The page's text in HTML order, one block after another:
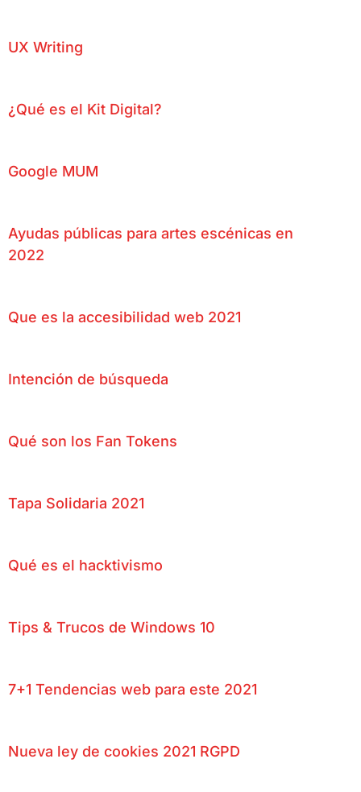
UX Writing
¿Qué es el Kit Digital?
Google MUM
Ayudas públicas para artes escénicas en
2022
Que es la accesibilidad web 2021
Intención de búsqueda
Qué son los Fan Tokens
Tapa Solidaria 2021
Qué es el hacktivismo
Tips & Trucos de Windows 10
7+1 Tendencias web para este 2021
Nueva ley de cookies 2021 RGPD